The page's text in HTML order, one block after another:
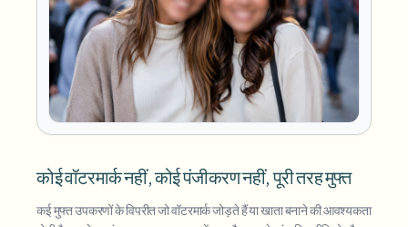
कोई वॉटरमार्क नहीं, कोई पंजीकरण नहीं, पूरी तरह मुफ्त
कई मुफ्त उपकरणों के विपरीत जो वॉटरमार्क जोड़ते हैं या खाता बनाने की आवश्यकता